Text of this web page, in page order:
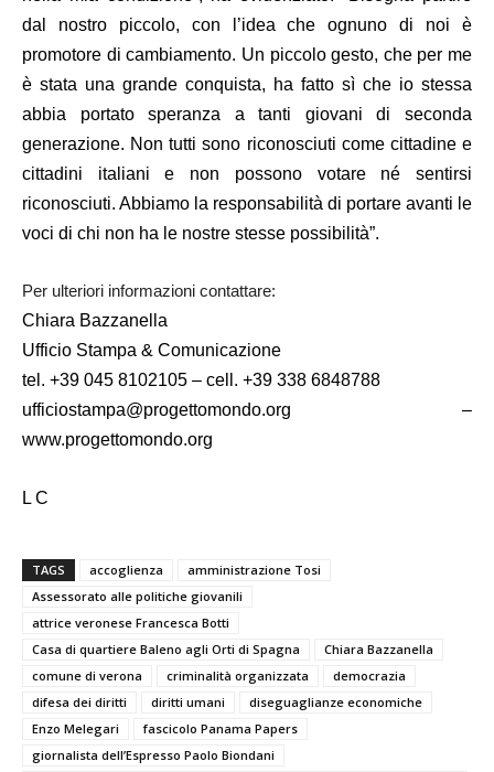
dal nostro piccolo, con l’idea che ognuno di noi è
promotore di cambiamento. Un piccolo gesto, che per me
è stata una grande conquista, ha fatto sì che io stessa
abbia portato speranza a tanti giovani di seconda
generazione. Non tutti sono riconosciuti come cittadine e
cittadini italiani e non possono votare né sentirsi
riconosciuti. Abbiamo la responsabilità di portare avanti le
voci di chi non ha le nostre stesse possibilità”.
Per ulteriori informazioni contattare:
Chiara Bazzanella
Ufficio Stampa & Comunicazione
tel. +39 045 8102105 – cell. +39 338 6848788
ufficiostampa@progettomondo.org –
www.progettomondo.org
L C
TAGS accoglienza
amministrazione Tosi
Assessorato alle politiche giovanili
attrice veronese Francesca Botti
Casa di quartiere Baleno agli Orti di Spagna
Chiara Bazzanella
comune di verona
criminalità organizzata
democrazia
difesa dei diritti
diritti umani
diseguaglianze economiche
Enzo Melegari
fascicolo Panama Papers
giornalista dell’Espresso Paolo Biondani